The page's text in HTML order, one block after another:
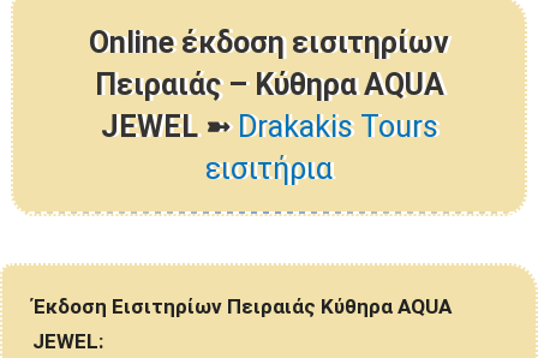
Online έκδοση εισιτηρίων
Πειραιάς – Κύθηρα AQUA
JEWEL ➼ Drakakis Tours
εισιτήρια
Έκδοση Εισιτηρίων Πειραιάς Κύθηρα AQUA
JEWEL: